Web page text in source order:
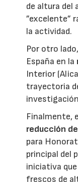
de altura del
”excelente”
la actividad.
Por otro
España en la
Interior
trayectoria
Finalmente,
reducción
para
principal del
iniciativa
frescos de